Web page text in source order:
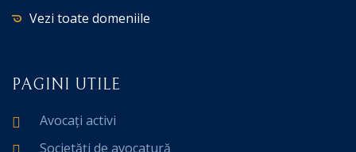
Vezi toate domeniile
PAGINI UTILE
Avocați activi
Societăți de avocatură